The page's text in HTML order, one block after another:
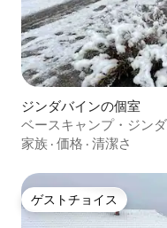
ジンダバインの個室
ベースキャンプ・ジン
家族 · 価格 · 清潔さ
ゲストチョイス
ゲストチョイス